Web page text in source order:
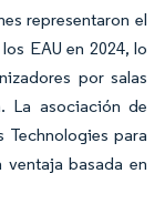
representaron el
EAU en 2024, lo
por salas
La asociación de
para
basada en